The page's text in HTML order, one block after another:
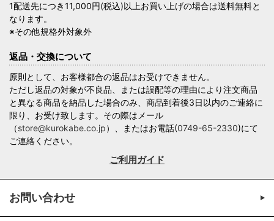
1配送先につき11,000円(税込)以上お買い上げの場合は送料無料と
なります。
※その他規格外対象外
返品・交換について
原則として、お客様都合の返品はお受けできません。
ただし返品の対象が不良品、または誤配等の理由により注文商品
と異なる商品を納品した場合のみ、商品到着後3日以内のご連絡に
限り、お受け致します。その際はメール
（store@kurokabe.co.jp）、またはお電話(0749-65-2330)にて
ご連絡ください。
ご利用ガイド
お問い合わせ